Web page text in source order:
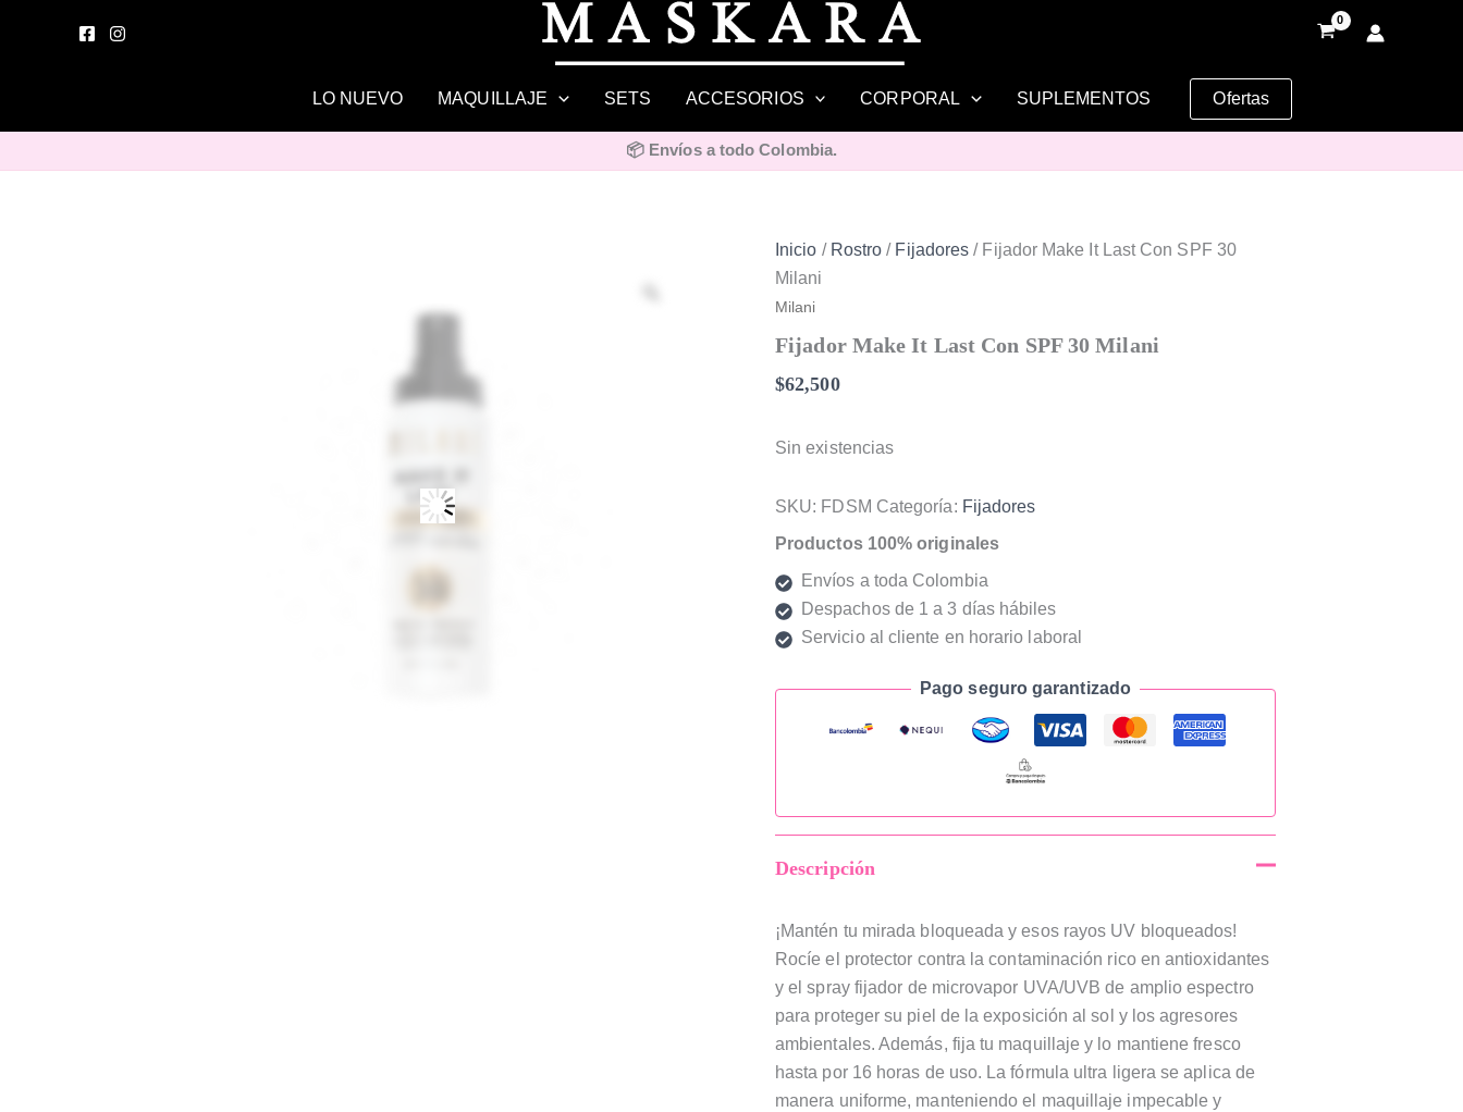
LO NUEVO
MAQUILLAJE SETS ACCESORIOS CORPORAL SUPLEMENTOS Ofertas
📦 Envíos a todo Colombia.
Zoom
Inicio / Rostro / Fijadores / Fijador Make It Last Con SPF 30
Milani
Milani
Fijador Make It Last Con SPF 30 Milani
$62,500
Sin existencias
SKU: FDSM Categoría: Fijadores
Productos 100% originales
Envíos a toda Colombia
Despachos de 1 a 3 días hábiles
Servicio al cliente en horario laboral
Pago seguro garantizado
Descripción
¡Mantén tu mirada bloqueada y esos rayos UV bloqueados!
Rocíe el protector contra la contaminación rico en antioxidantes
y el spray fijador de microvapor UVA/UVB de amplio espectro
para proteger su piel de la exposición al sol y los agresores
ambientales. Además, fija tu maquillaje y lo mantiene fresco
hasta por 16 horas de uso. La fórmula ultra ligera se aplica de
manera uniforme, manteniendo el maquillaje impecable y